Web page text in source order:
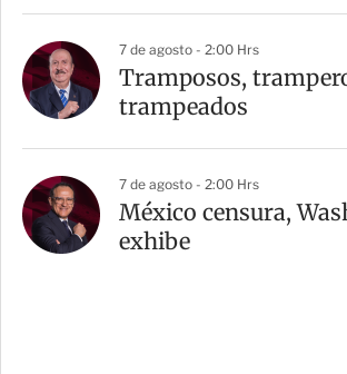
7 de agosto - 2:00 Hrs
Tramposos,
trampeados
7 de agosto - 2:00 Hrs
México censura,
exhibe